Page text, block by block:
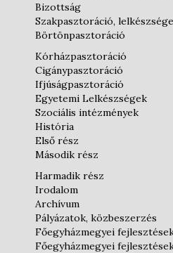
Bizottság
Szakpasztoráció,
Börtönpasztoráció
Kórházpasztoráció
Cigánypasztoráció
Ifjúságpasztoráció
Egyetemi Lelkészségek
Szociális intézmények
História
Első rész
Második rész
Harmadik rész
Irodalom
Archívum
Pályázatok, közbeszerzés
Főegyházmegyei
Főegyházmegyei